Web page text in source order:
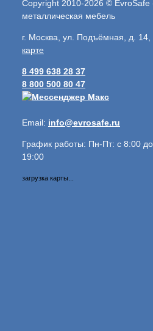
Copyright 2010-2026 ©
металлическая мебель
г. Москва, ул. Подъёмная, д. 14,
карте
8 499 638 28 37
8 800 500 80 47
Email: info@evrosafe.ru
График работы: Пн-Пт: с 8:00
19:00
загрузка карты...